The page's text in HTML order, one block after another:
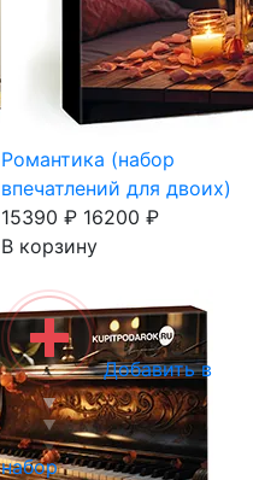
Романтика (набор
впечатлений для двоих)
15390 ₽ 16200 ₽
В корзину
Добавить в
набор